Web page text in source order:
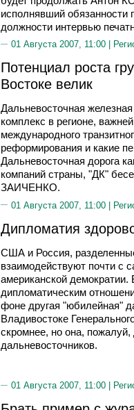
исполнявший обязанности
должности интервью
01 Августа 2007, 11:00 |
Потенциал роста
Востоке велик
Дальневосточная
комплекс в регионе,
международного
реформирования и какие
Дальневосточная дорога
компаний страны, "ДК"
ЗАИЧЕНКО.
01 Августа 2007, 11:00 |
Дипломатия
США и Россия,
взаимодействуют почти с
американской демократии.
дипломатическим
фоне другая "юбилейная"
Владивостоке
скромнее, но она,
дальневосточников.
01 Августа 2007, 11:00 |